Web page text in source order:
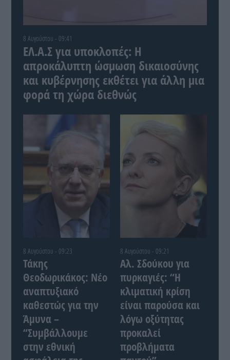
8 Αυγούστου - 09:41
ΕΛ.Α.Σ για υποκλοπές: Η
απροκάλυπτη ώσμωση δικαιοσύνης
και κυβέρνησης εκθέτει για άλλη μια
φορά τη χώρα διεθνώς
8 Αυγούστου - 09:23
Τάκης
Θεοδωρικάκος: Νέο
αναπτυξιακό
καθεστώς για την
Άμυνα –
“Συμβάλλουμε
στην εθνική
8 Αυγούστου - 09:21
Αλ. Σδούκου για
πυρκαγιές: “Η
κλιματική κρίση
είναι παρούσα και
λόγω οξύτητας
προκαλεί
προβλήματα